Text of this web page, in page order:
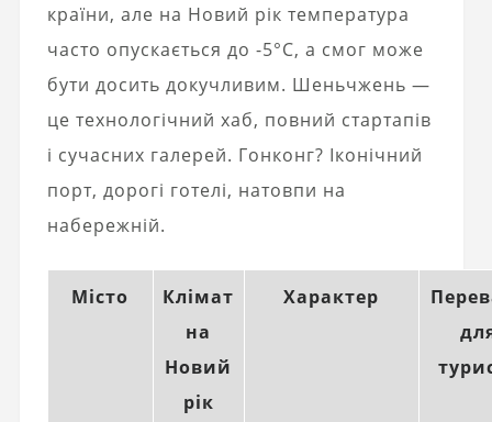
країни, але на Новий рік температура
часто опускається до -5°C, а смог може
бути досить докучливим. Шеньчжень —
це технологічний хаб, повний стартапів
і сучасних галерей. Гонконг? Іконічний
порт, дорогі готелі, натовпи на
набережній.
Місто
Клімат
на
Новий
рік
Характер